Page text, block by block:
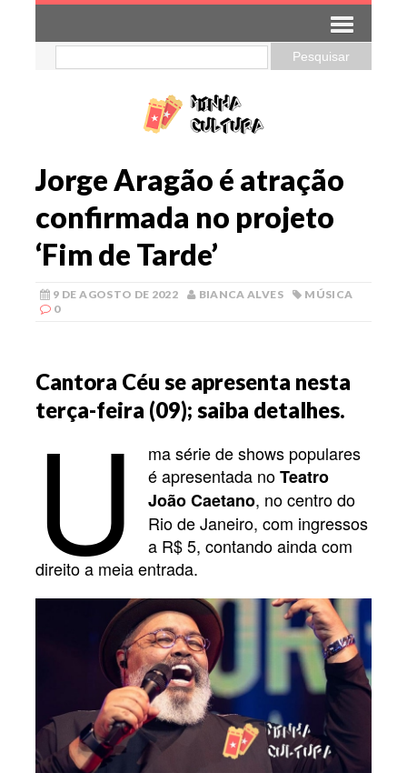
Jorge Aragão é atração
confirmada no projeto
‘Fim de Tarde’
9 DE AGOSTO DE 2022 BIANCA ALVES
MÚSICA
0
Cantora Céu se apresenta nesta
terça-feira (09); saiba detalhes.
U
ma série de shows populares
é apresentada noTeatro
João Caetano, no centro do
Rio de Janeiro, com ingressos
a R$ 5, contando ainda com
direito a meia entrada.